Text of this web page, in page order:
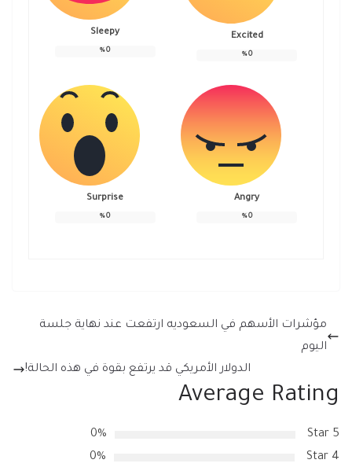
Excited
0
%
Sleepy
0
%
Angry
0
%
Surprise
0
%
مؤشرات الأسهم في السعوديه ارتفعت عند نهاية جلسة
اليوم
الدولار الأمريكي قد يرتفع بقوة في هذه الحالة!
Average Rating
5 Star
0%
4 Star
0%